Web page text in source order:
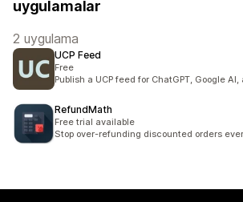
uygulamalar
2 uygulama
UCP Feed
Free
Publish a UCP feed for ChatGPT, Google
RefundMath
Free trial available
Stop over-refunding discounted orders